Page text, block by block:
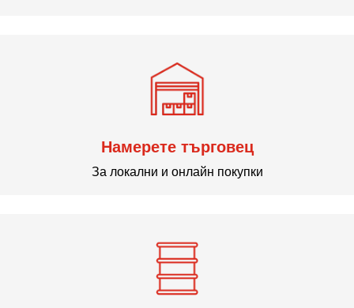
Намерете търговец
За локални и онлайн покупки